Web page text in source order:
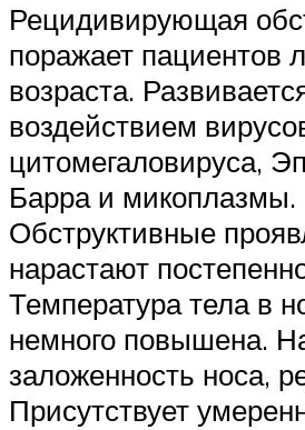
Рецидивирующая
поражает пациентов
возраста.
воздействием
цитомегаловируса,
Барра и микоплазмы.
Обструктивные
нарастают
Температура тела в
немного повышена.
заложенность носа,
Присутствует